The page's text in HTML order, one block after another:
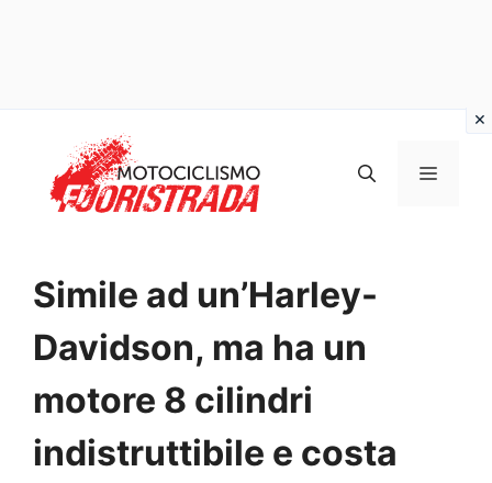
contenuto
MENU
Simile ad un’Harley-
Davidson, ma ha un
motore 8 cilindri
indistruttibile e costa